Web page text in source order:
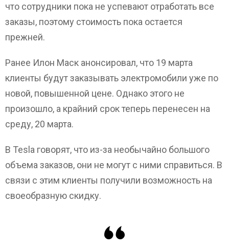
что сотрудники пока не успевают отработать все
заказы, поэтому стоимость пока остается
прежней.
Ранее Илон Маск анонсировал, что 19 марта
клиенты будут заказывать электромобили уже по
новой, повышенной цене. Однако этого не
произошло, а крайний срок теперь перенесен на
среду, 20 марта.
В Tesla говорят, что из-за необычайно большого
объема заказов, они не могут с ними справиться. В
связи с этим клиенты получили возможность на
своеобразную скидку.